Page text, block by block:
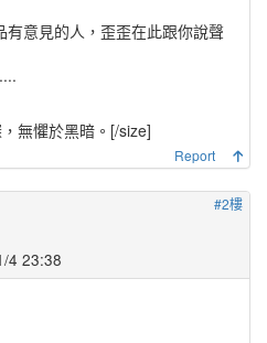
意見的人，歪歪在此跟你說聲
無懼於黑暗。 [/size]
Report
#2樓
4 23:38